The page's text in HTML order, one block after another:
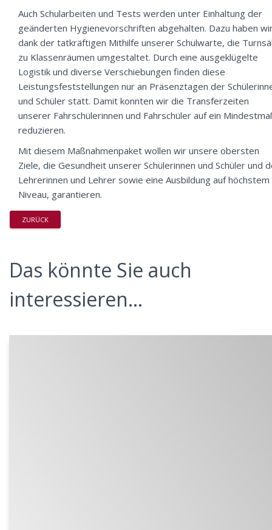
Auch Schularbeiten und Tests werden unter Einhaltung der
geänderten Hygienevorschriften abgehalten. Dazu haben
dank der tatkräftigen Mithilfe unserer Schulwarte, die
zu Klassenräumen umgestaltet. Durch eine ausgeklügelte
Logistik und diverse Verschiebungen finden diese
Leistungsfeststellungen nur an Präsenztagen der
und Schüler statt. Damit konnten wir die Transferzeiten
unserer Fahrschülerinnen und Fahrschüler auf ein
reduzieren.
Mit diesem Maßnahmenpaket wollen wir unsere obersten
Ziele, die Gesundheit unserer Schülerinnen und Schüler und
Lehrerinnen und Lehrer sowie eine Ausbildung auf höchstem
Niveau, garantieren.
ZURÜCK
Das könnte Sie auch
interessieren...